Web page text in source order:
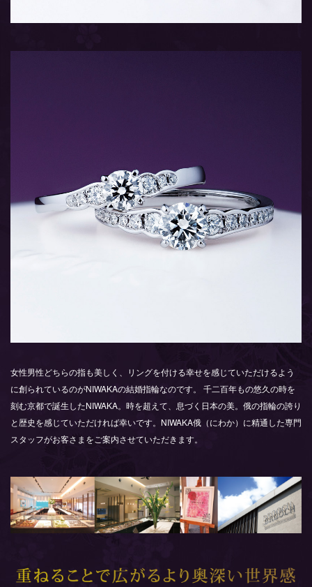
女性男性どちらの指も美しく、リングを付ける幸せを感じていただけるよう
に創られているのがNIWAKAの結婚指輪なのです。 千二百年もの悠久の時を
刻む京都で誕生したNIWAKA。時を超えて、息づく日本の美。俄の指輪の誇り
と歴史を感じていただければ幸いです。NIWAKA俄（にわか）に精通した専門
スタッフがお客さまをご案内させていただきます。